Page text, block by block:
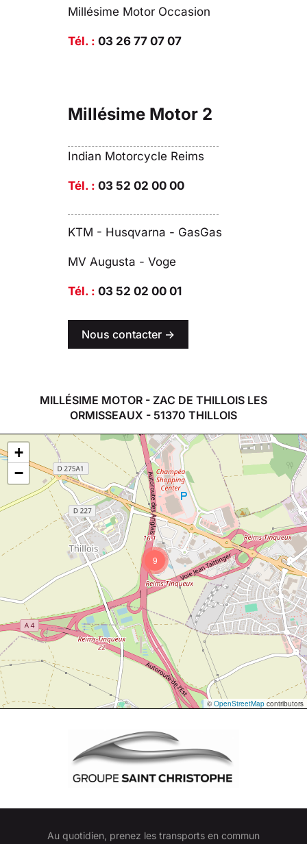
Millésime Motor Occasion
Tél. : 03 26 77 07 07
Millésime Motor 2
Indian Motorcycle Reims
Tél. : 03 52 02 00 00
KTM - Husqvarna - GasGas
MV Augusta - Voge
Tél. : 03 52 02 00 01
Nous contacter ->
MILLÉSIME MOTOR - ZAC DE THILLOIS LES
ORMISSEAUX - 51370 THILLOIS
9
+
−
©OpenStreetMap contributors
Au quotidien, prenez les transports en commun